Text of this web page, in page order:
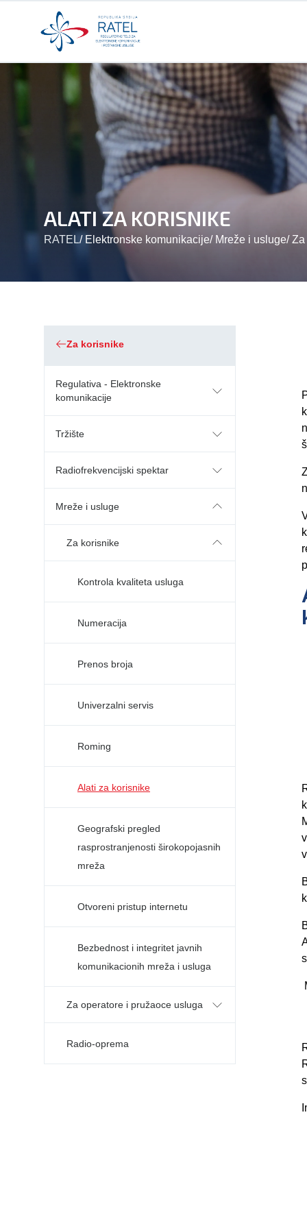
ALATI ZA KORISNIKE
RATEL/ Elektronske komunikacije/ Mreže i usluge/ Za
Za korisnike
Regulativa - Elektronske
komunikacije
Tržište
Radiofrekvencijski spektar
Mreže i usluge
Za korisnike
Kontrola kvaliteta usluga
Numeracija
Prenos broja
Univerzalni servis
Roming
Alati za korisnike
Geografski pregled
rasprostranjenosti širokopojasnih
mreža
Otvoreni pristup internetu
Bezbednost i integritet javnih
komunikacionih mreža i usluga
Za operatore i pružaoce usluga
Radio-oprema